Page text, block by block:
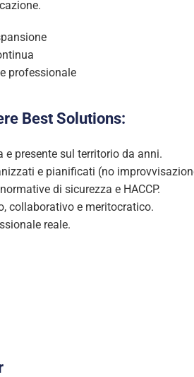
professionale
Best Solutions:
e presente sul territorio da anni.
e pianificati (no
di sicurezza e HACCP.
collaborativo e meritocratico.
reale.